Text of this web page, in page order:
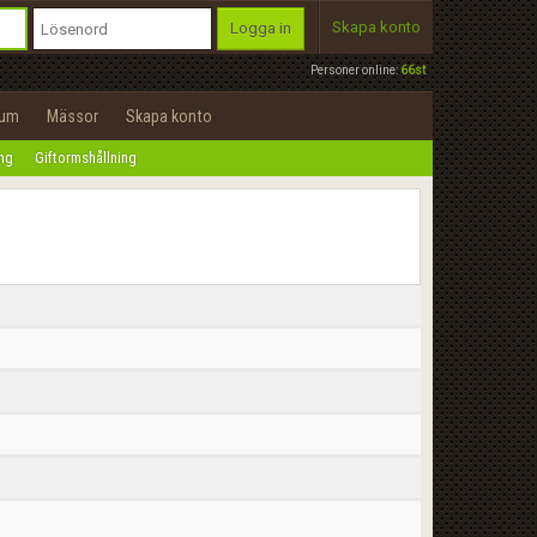
Personer online:66st
Logga in Skapa konto
Mässor Skapa konto
Giftormshållning